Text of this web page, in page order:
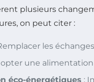
plusieurs
on peut citer :
les
une
éco-énergétiques :